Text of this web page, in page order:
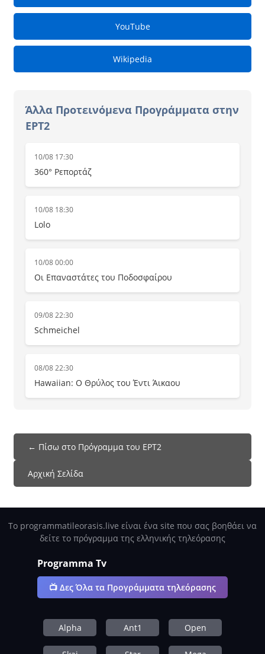
YouTube
Wikipedia
Άλλα Προτεινόμενα Προγράμματα στην
ΕΡΤ2
10/08 17:30
360° Ρεπορτάζ
10/08 18:30
Lolo
10/08 00:00
Οι Επαναστάτες του Ποδοσφαίρου
09/08 22:30
Schmeichel
08/08 22:30
Hawaiian: Ο Θρύλος του Έντι Άικαου
← Πίσω στο Πρόγραμμα του ΕΡΤ2
Αρχική Σελίδα
Το programmatileorasis.live είναι ένα site που σας βοηθάει να
δείτε το πρόγραμμα της ελληνικής τηλεόρασης
Programma Tv
📺 Δες Όλα τα Προγράμματα τηλεόρασης
Alpha Ant1 Open